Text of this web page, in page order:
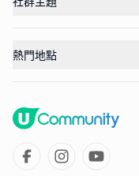
熱門地點